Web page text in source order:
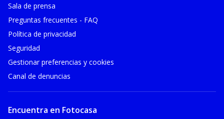
Sala de prensa
Preguntas frecuentes - FAQ
Política de privacidad
Seguridad
Gestionar preferencias y cookies
Canal de denuncias
Encuentra en Fotocasa